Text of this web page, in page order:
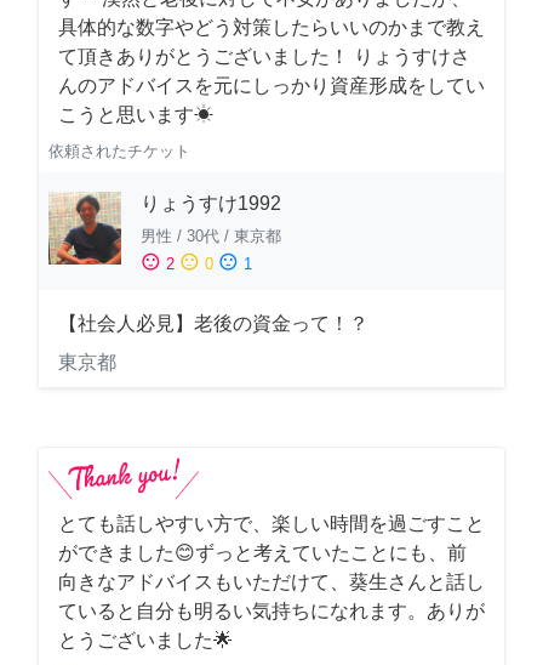
具体的な数字やどう対策したらいいのかまで教え
て頂きありがとうございました！ りょうすけさ
んのアドバイスを元にしっかり資産形成をしてい
こうと思います☀︎
依頼されたチケット
りょうすけ1992
男性 / 30代 / 東京都
sentiment_satisfied 2 sentiment_neutral 0 sentiment_dissatisfied 1
【社会人必見】老後の資金って！？
東京都
とても話しやすい方で、楽しい時間を過ごすこと
ができました😊ずっと考えていたことにも、前
向きなアドバイスもいただけて、葵生さんと話し
ていると自分も明るい気持ちになれます。ありが
とうございました🌟